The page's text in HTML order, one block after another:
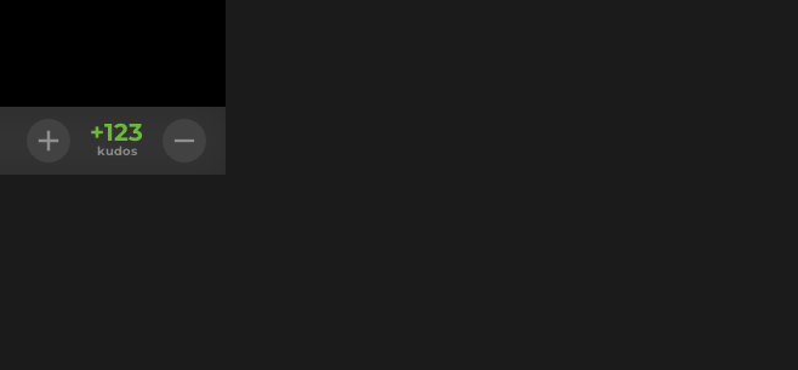
+123
kudos